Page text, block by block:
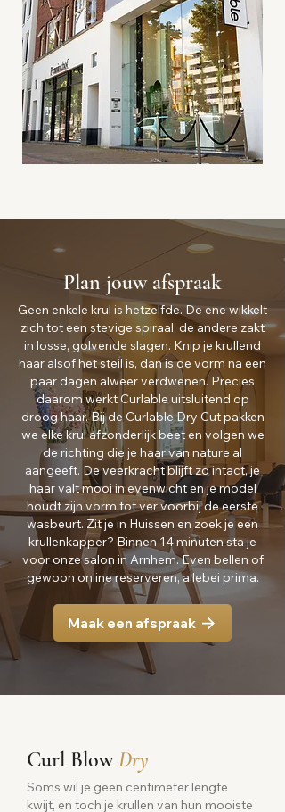
Plan jouw afspraak
Geen enkele krul is hetzelfde. De ene wikkelt
zich tot een stevige spiraal, de andere zakt
in losse, golvende slagen. Knip je krullend
haar alsof het steil is, dan is de vorm na een
paar dagen alweer verdwenen. Precies
daarom werkt Curlable uitsluitend op
droog haar. Bij de Curlable Dry Cut pakken
we elke krul afzonderlijk beet en volgen we
de richting die je haar van nature al
aangeeft. De veerkracht blijft zo intact, je
haar valt mooi in evenwicht en je model
houdt zijn vorm tot ver voorbij de eerste
wasbeurt. Zit je in Huissen en zoek je een
krullenkapper? Binnen 14 minuten sta je
voor onze salon in Arnhem. Even bellen of
gewoon online reserveren, allebei prima.
Maak een afspraak
Curl BlowDry
Soms wil je geen centimeter lengte
kwijt, en toch je krullen van hun mooiste